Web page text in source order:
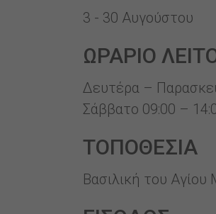
3 - 30 Αυγούστου
ΩΡΑΡΙΟ
Δευτέρα –
Σάββατο 09:00 –
ΤΟΠΟΘΕΣΙΑ
Βασιλική του